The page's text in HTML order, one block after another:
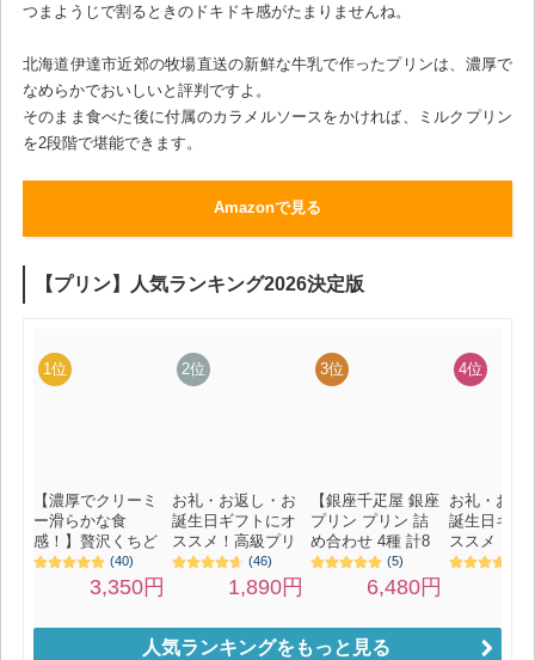
つまようじで割るときのドキドキ感がたまりませんね。
北海道伊達市近郊の牧場直送の新鮮な牛乳で作ったプリンは、濃厚で
なめらかでおいしいと評判ですよ。
そのまま食べた後に付属のカラメルソースをかければ、ミルクプリン
を2段階で堪能できます。
Amazonで見る
人気ランキングをもっと見る